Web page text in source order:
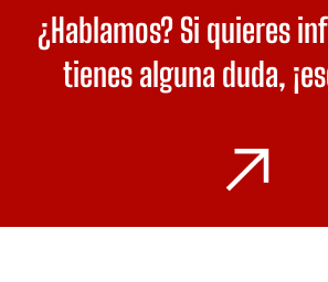
¿Hablamos? Si quieres
tienes alguna duda,